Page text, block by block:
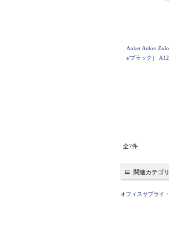
Anker Anker
s/ブラック］
全7件
関連カテゴリ
オフィスサプライ